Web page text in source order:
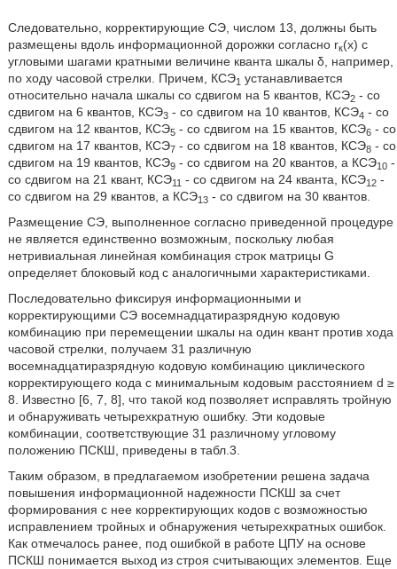
Следовательно, корректирующие СЭ, числом 13, должны быть
размещены вдоль информационной дорожки согласно rк(х) с
угловыми шагами кратными величине кванта шкалы δ, например,
по ходу часовой стрелки. Причем, КСЭ1 устанавливается
относительно начала шкалы со сдвигом на 5 квантов, КСЭ2- со
сдвигом на 6 квантов, КСЭ3- со сдвигом на 10 квантов, КСЭ4 - со
сдвигом на 12 квантов, КСЭ5- со сдвигом на 15 квантов, КСЭ6- со
сдвигом на 17 квантов, КСЭ7- со сдвигом на 18 квантов, КСЭ8- со
сдвигом на 19 квантов, КСЭ9- со сдвигом на 20 квантов, а КСЭ10-
со сдвигом на 21 квант, КСЭ11 - со сдвигом на 24 кванта, КСЭ12-
со сдвигом на 29 квантов, а КСЭ13- со сдвигом на 30 квантов.
Размещение СЭ, выполненное согласно приведенной процедуре
не является единственно возможным, поскольку любая
нетривиальная линейная комбинация строк матрицы G
определяет блоковый код с аналогичными характеристиками.
Последовательно фиксируя информационными и
корректирующими СЭ восемнадцатиразрядную кодовую
комбинацию при перемещении шкалы на один квант против хода
часовой стрелки, получаем 31 различную
восемнадцатиразрядную кодовую комбинацию циклического
корректирующего кода с минимальным кодовым расстоянием d ≥
8. Известно [6, 7, 8], что такой код позволяет исправлять тройную
и обнаруживать четырехкратную ошибку. Эти кодовые
комбинации, соответствующие 31 различному угловому
положению ПСКШ, приведены в табл.3.
Таким образом, в предлагаемом изобретении решена задача
повышения информационной надежности ПСКШ за счет
формирования с нее корректирующих кодов с возможностью
исправлением тройных и обнаружения четырехкратных ошибок.
Как отмечалось ранее, под ошибкой в работе ЦПУ на основе
ПСКШ понимается выход из строя считывающих элементов. Еще